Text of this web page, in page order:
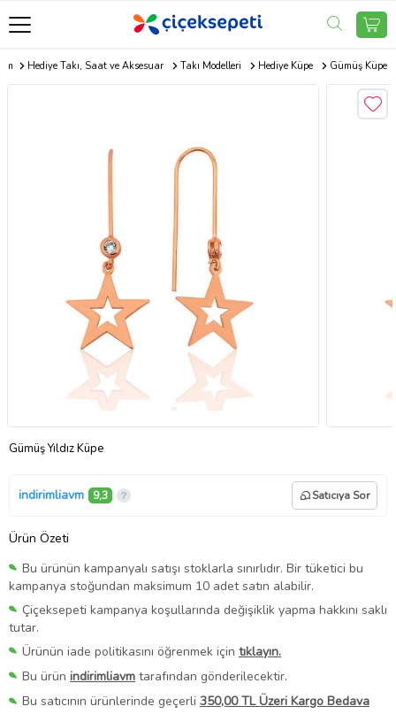
Hediye Takı, Saat ve Aksesuar Takı Modelleri Hediye Küpe Gümüş Küpe
Gümüş Yıldız Küpe
indirimliavm 9,3 Satıcıya Sor
Ürün Özeti
Bu ürünün kampanyalı satışı stoklarla sınırlıdır. Bir tüketici bu
kampanya stoğundan maksimum 10 adet satın alabilir.
Çiçeksepeti kampanya koşullarında değişiklik yapma hakkını saklı
tutar.
Ürünün iade politikasını öğrenmek için tıklayın.
Bu ürün indirimliavm tarafından gönderilecektir.
Bu satıcının ürünlerinde geçerli 350,00 TL Üzeri Kargo Bedava